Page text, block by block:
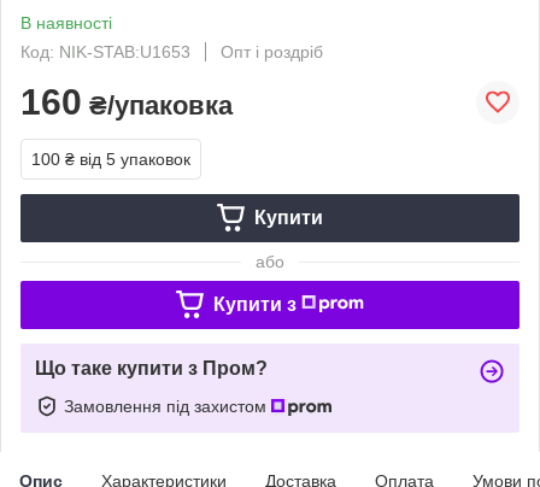
В наявності
Код: NIK-STAB:U1653
Опт і роздріб
160 ₴/упаковка
100 ₴ від 5 упаковок
Купити
або
Купити з
Що таке купити з Пром?
Замовлення під захистом
Опис Характеристики Доставка Оплата Умови